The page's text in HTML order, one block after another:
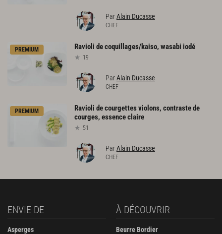
ParAlain Ducasse
CHEF
PREMIUM Ravioli decoquillages/kaiso, wasabi iodé
19
ParAlain Ducasse
CHEF
PREMIUM Ravioli decourgettesviolons, contrastede
courges, essenceclaire
51
ParAlain Ducasse
CHEF
ENVIE DE
Asperges
À DÉCOUVRIR
Beurre Bordier